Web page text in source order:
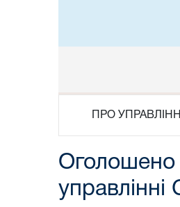
ПРО
Оголошено
управлінні